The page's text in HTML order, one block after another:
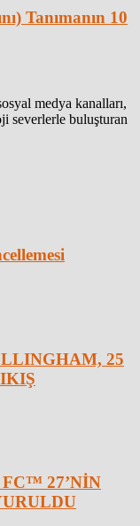
Tanımanın 10
medya kanalları,
severlerle buluşturan
25
27’NİN